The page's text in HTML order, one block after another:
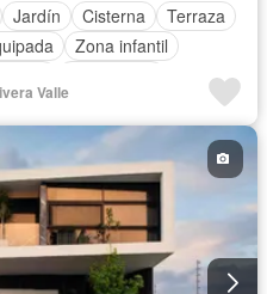
Jardín Cisterna
Terraza
Zona infantil
de Limpieza
Zonas verdes
Despacho
de vigilancia
Wifi
Valle